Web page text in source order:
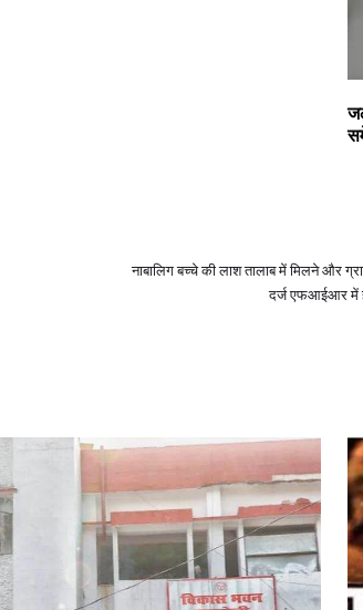
नाबालिग बच्चे की लाश तालाब में मिलने और
दर्ज एफआईआर में